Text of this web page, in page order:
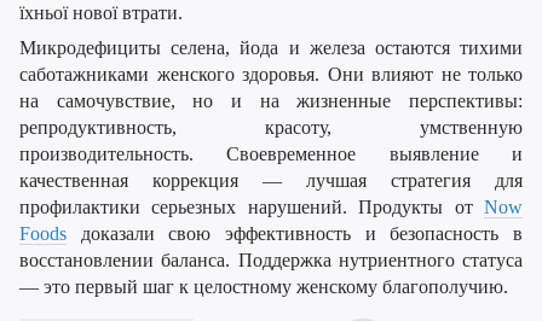
їхньої нової втрати.
Микродефициты селена, йода и железа остаются тихими
саботажниками женского здоровья. Они влияют не только
на самочувствие, но и на жизненные перспективы:
репродуктивность, красоту, умственную
производительность. Своевременное выявление и
качественная коррекция — лучшая стратегия для
профилактики серьезных нарушений. Продукты от Now
Foods доказали свою эффективность и безопасность в
восстановлении баланса. Поддержка нутриентного статуса
— это первый шаг к целостному женскому благополучию.